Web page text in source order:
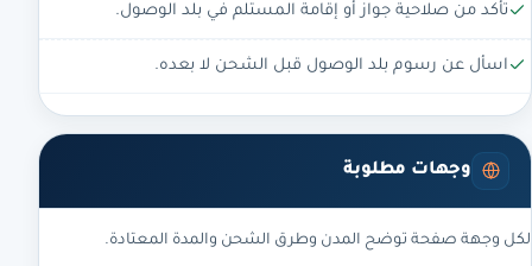
تأكد من صلاحية جواز أو إقامة المستلم في بلد الوصول.
اسأل عن رسوم بلد الوصول قبل الشحن لا بعده.
وجهات مطلوبة
لكل وجهة صفحة توضح المدن وطرق الشحن والمدة المعتادة.